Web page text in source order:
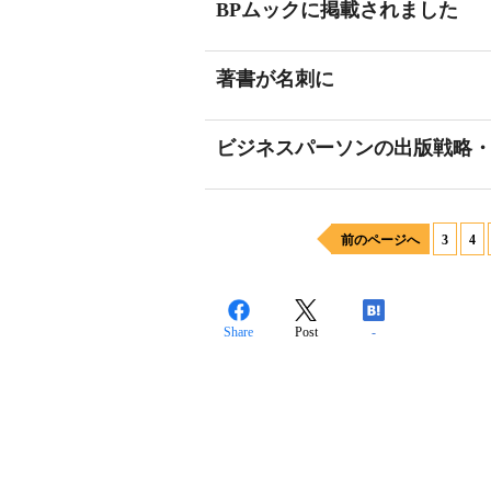
BPムックに掲載されました
著書が名刺に
ビジネスパーソンの出版戦略
前のページへ 3 4
Share Post -